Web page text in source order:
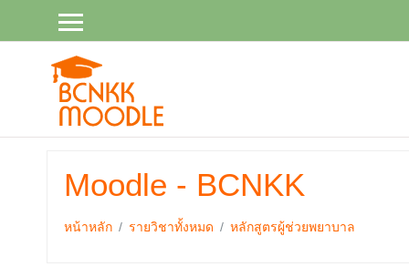
Moodle - BCNKK
หน้าหลัก รายวิชาทั้งหมด หลักสูตรผู้ช่วยพยาบาล